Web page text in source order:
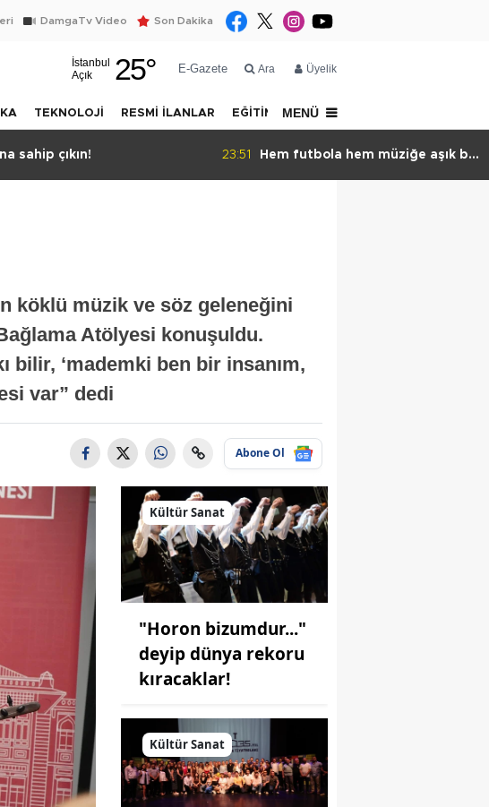
DamgaTv Video Son Dakika
İstanbul
Açık
25° E-Gazete Ara Üyelik
TEKNOLOJİ RESMİ İLANLAR EĞİTİM YAZARLAR
MENÜ
futbola hem müziğe aşık bir
22:47 İstanbul halkı yeşil istiyor!
köklü müzik ve söz geleneğini
Atölyesi konuşuldu.
bilir, ‘mademki ben bir insanım,
var” dedi
Abone Ol
Kültür Sanat
"Horon bizumdur..."
deyip dünya rekoru
kıracaklar!
Kültür Sanat